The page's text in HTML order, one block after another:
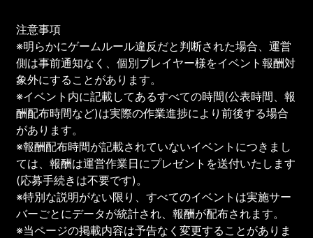
注意事項
※明らかにゲームルール違反だと判断された場合、運営
側は事前通知なく、個別プレイヤー様をイベント報酬対
象外にすることがあります。
※イベント内に記載してあるすべての時間(公表時間、報
酬配布時間など)は実際の作業進捗により前後する場合
があります。
※報酬配布時間が記載されていないイベントにつきまし
ては、報酬は運営作業日にプレゼントを送付いたします
(応募手続きは不要です)。
※特別な説明がない限り、すべてのイベントは実施サー
バーごとにデータが統計され、報酬が配布されます。
※当ページの掲載内容は予告なく変更することがありま